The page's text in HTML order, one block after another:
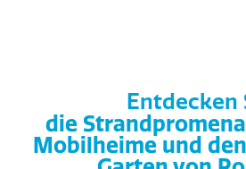
Entdecken
die
Mobilheime und